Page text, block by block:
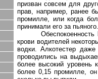
призван совсем для
прав, например, ранее
промилле, или когда
принимали его за
крови водителей
водки.Алкотестер даже
проводились на
более высокий уровень
более 0,15 промилле,